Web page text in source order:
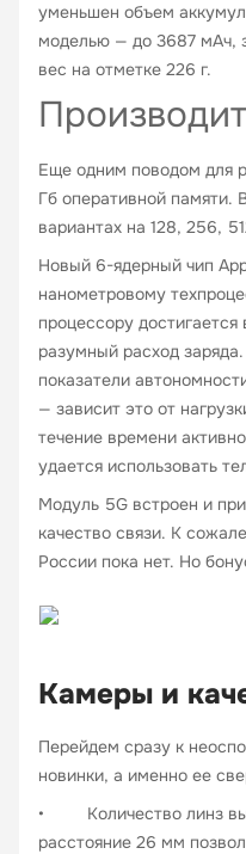
уменьшен объем
моделью — до 3687 мАч,
вес на отметке 226 г.
Еще одним поводом для
Гб оперативной памяти.
вариантах на 128, 256,
Новый 6-ядерный чип
нанометровому
процессору
разумный расход
показатели
— зависит это от
течение времени
удается использовать
Модуль 5G встроен и
качество связи. К
России пока нет. Но
Камеры и
Перейдем сразу к
новинки, а именно ее
• Количество линз
расстояние 26 мм